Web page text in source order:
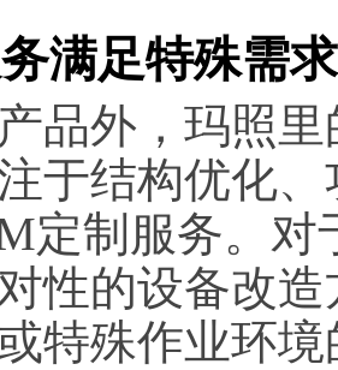
满足特殊需求
品外，玛照
于结构优化
定制服务。
性的设备改
特殊作业环